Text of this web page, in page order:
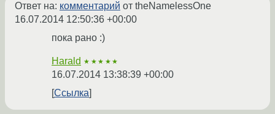
Ответ на: комментарий от theNamelessOne
16.07.2014 12:50:36 +00:00
пока рано :)
Harald ★★★★★
16.07.2014 13:38:39 +00:00
Ссылка